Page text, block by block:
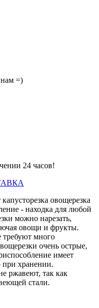
=)
24 часов!
овощерезка
- находка для любой
можно нарезать,
овощи и фрукты.
требуют много
очень острые,
имеет
при хранении.
ржавеют, так как
стали.